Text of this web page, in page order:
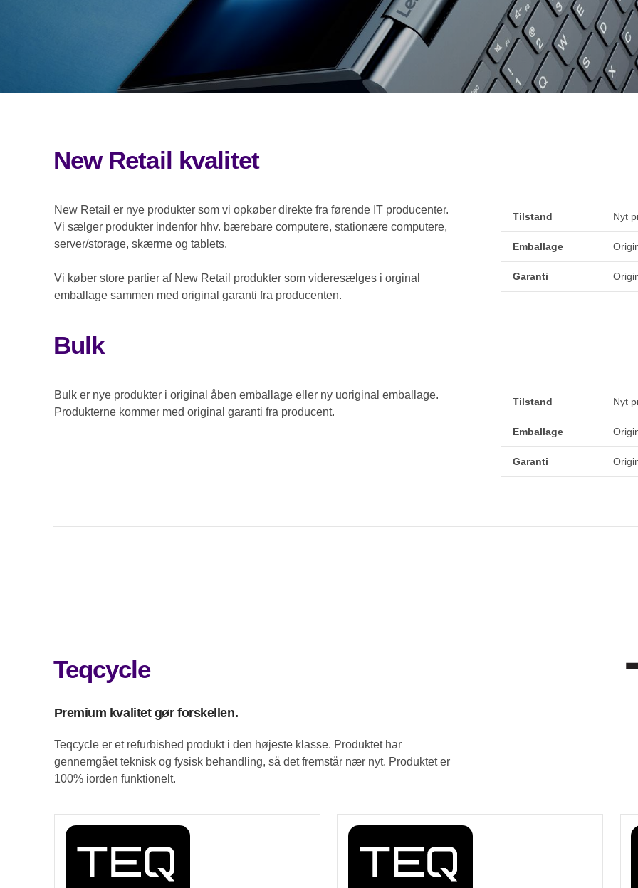
New Retail kvalitet
New Retail er nye produkter som vi opkøber direkte fra førende IT producenter.
Vi sælger produkter indenfor hhv. bærebare computere, stationære computere,
server/storage, skærme og tablets.
Vi køber store partier af New Retail produkter som videresælges i orginal
emballage sammen med original garanti fra producenten.
Tilstand Nyt
Emballage
Garanti
Bulk
Bulk er nye produkter i original åben emballage eller ny uoriginal emballage.
Produkterne kommer med original garanti fra producent.
Tilstand Nyt
Emballage
Garanti
Teqcycle
Premium kvalitet gør forskellen.
Teqcycle er et refurbished produkt i den højeste klasse. Produktet har
gennemgået teknisk og fysisk behandling, så det fremstår nær nyt. Produktet er
100% iorden funktionelt.